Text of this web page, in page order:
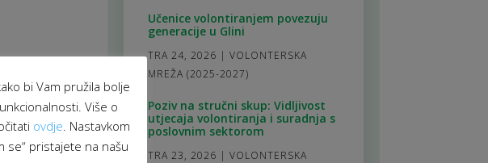
Učenice volontiranjem povezuju
generacije u Glini
TRA 24, 2026 | VOLONTERSKA
MREŽA (2025-2027)
Poziv na stručni skup: Vidljivost
utjecaja volontiranja i suradnja s
poslovnim sektorom
TRA 23, 2026 | VOLONTERSKA
bi Vam pružila bolje
Više o
ovdje. Nastavkom
se“ pristajete na našu